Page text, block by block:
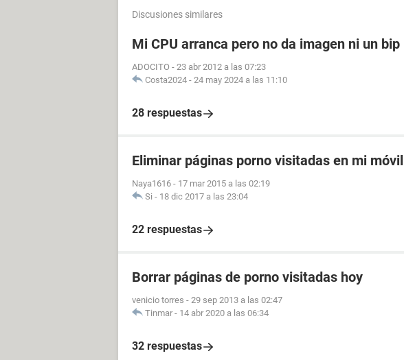
Discusiones similares
Mi CPU arranca pero no da imagen ni un bip
ADOCITO - 23 abr 2012 a las 07:23
Costa2024 - 24 may 2024 a las 11:10
28 respuestas
Eliminar páginas porno visitadas en mi móvil
Naya1616 - 17 mar 2015 a las 02:19
Si - 18 dic 2017 a las 23:04
22 respuestas
Borrar páginas de porno visitadas hoy
venicio torres - 29 sep 2013 a las 02:47
Tinmar - 14 abr 2020 a las 06:34
32 respuestas